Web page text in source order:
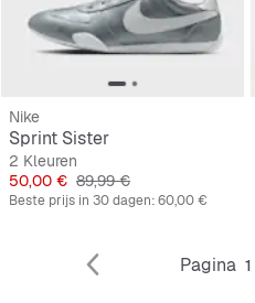
Nike
Sprint Sister
2 Kleuren
Prijs
50,00 € Originele Prijs
89,99 €
Beste prijs in 30 dagen:60,00 €
Pagina 1